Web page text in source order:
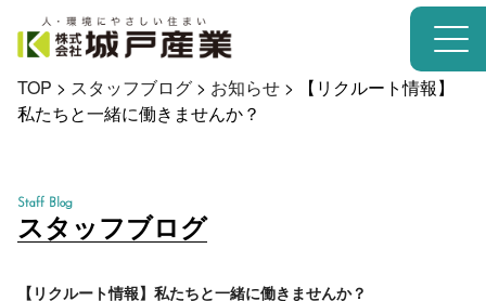
TOP > スタッフブログ > お知らせ >
【リクルート情報】
私たちと一緒に働きませんか？
Staff Blog
スタッフブログ
【リクルート情報】私たちと一緒に働きませんか？